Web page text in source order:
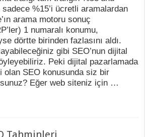
%15’i ücretli aramalardan
arama motoru sonuç
1 numaralı konumu,
dörtte birinden fazlasını aldı.
gibi SEO’nun dijital
Peki dijital pazarlamada
olan SEO konusunda siz bir
Eğer web siteniz için …
Tahminleri